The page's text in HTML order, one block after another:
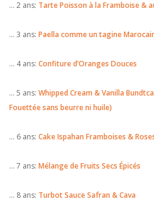
… 2 ans: Tarte Poisson à la Framboise &
… 3 ans: Paella comme un tagine
… 4 ans: Confiture d’Oranges Douces
… 5 ans: Whipped Cream & Vanilla
Fouettée sans beurre ni huile)
… 6 ans: Cake Ispahan Framboises &
… 7 ans: Mélange de Fruits Secs Épicés
… 8 ans: Turbot Sauce Safran & Cava